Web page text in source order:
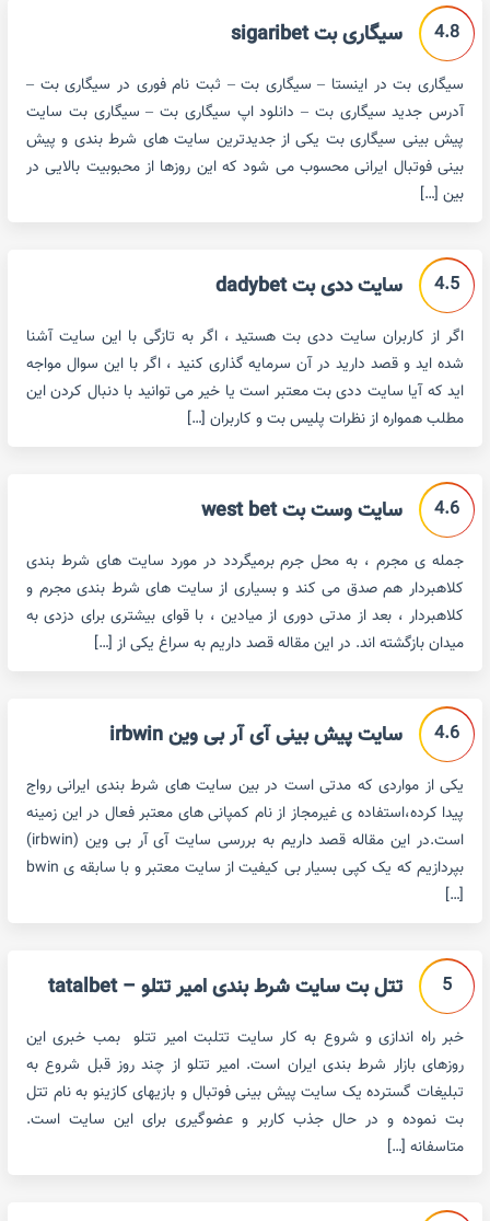
4.8 سیگاری بت sigaribet
سیگاری بت در اینستا – سیگاری بت – ثبت نام فوری در سیگاری بت –
آدرس جدید سیگاری بت – دانلود اپ سیگاری بت – سیگاری بت سایت
پیش بینی سیگاری بت یکی از جدیدترین سایت های شرط بندی و پیش
بینی فوتبال ایرانی محسوب می شود که این روزها از محبوبیت بالایی در
بین […]
4.5 سایت ددی بت dadybet
اگر از کاربران سایت ددی بت هستید ، اگر به تازگی با این سایت آشنا
شده اید و قصد دارید در آن سرمایه گذاری کنید ، اگر با این سوال مواجه
اید که آیا سایت ددی بت معتبر است یا خیر می توانید با دنبال کردن این
مطلب همواره از نظرات پلیس بت و کاربران […]
4.6 سایت وست بت west bet
جمله ی مجرم ، به محل جرم برمیگردد در مورد سایت های شرط بندی
کلاهبردار هم صدق می کند و بسیاری از سایت های شرط بندی مجرم و
کلاهبردار ، بعد از مدتی دوری از میادین ، با قوای بیشتری برای دزدی به
میدان بازگشته اند. در این مقاله قصد داریم به سراغ یکی از […]
4.6 سایت پیش بینی آی آر بی وین irbwin
یکی از مواردی که مدتی است در بین سایت های شرط بندی ایرانی رواج
پیدا کرده،استفاده ی غیرمجاز از نام کمپانی های معتبر فعال در این زمینه
است.در این مقاله قصد داریم به بررسی سایت آی آر بی وین (irbwin)
بپردازیم که یک کپی بسیار بی کیفیت از سایت معتبر و با سابقه ی bwin
[…]
5 تتل بت سایت شرط بندی امیر تتلو – tatalbet
خبر راه اندازی و شروع به کار سایت تتلبت امیر تتلو بمب خبری این
روزهای بازار شرط بندی ایران است. امیر تتلو از چند روز قبل شروع به
تبلیغات گسترده یک سایت پیش بینی فوتبال و بازیهای کازینو به نام تتل
بت نموده و در حال جذب کاربر و عضوگیری برای این سایت است.
متاسفانه […]